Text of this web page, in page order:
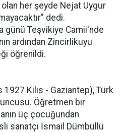
her şeyde Nejat Uygur
dedi.
günü Teşvikiye Camii'nde
ardından Zincirlikuyu
öğrenildi.
1927 Kilis - Gaziantep), Türk
Öğretmen bir
üç çocuğundan
sanatçı İsmail Dümbüllü